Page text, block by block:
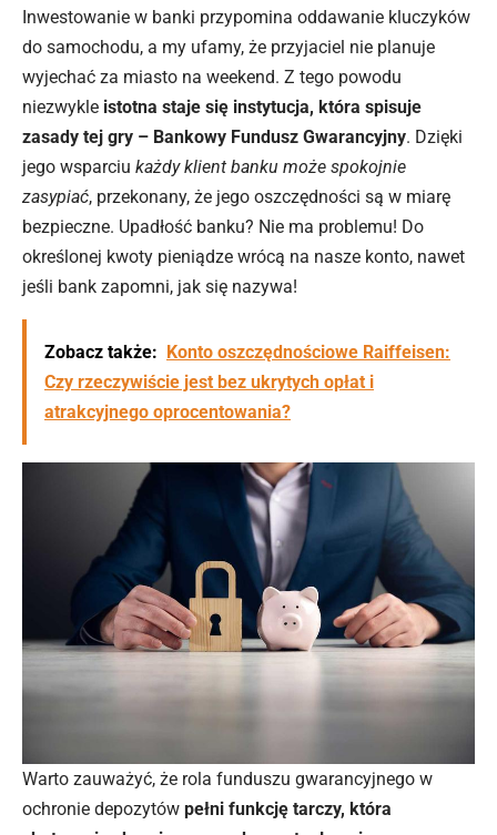
Inwestowanie w banki przypomina oddawanie kluczyków
do samochodu, a my ufamy, że przyjaciel nie planuje
wyjechać za miasto na weekend. Z tego powodu
niezwykle istotna staje się instytucja, która spisuje
zasady tej gry – Bankowy Fundusz Gwarancyjny. Dzięki
jego wsparciu każdy klient banku może spokojnie
zasypiać, przekonany, że jego oszczędności są w miarę
bezpieczne. Upadłość banku? Nie ma problemu! Do
określonej kwoty pieniądze wrócą na nasze konto, nawet
jeśli bank zapomni, jak się nazywa!
Zobacz także: Konto oszczędnościowe Raiffeisen:
Czy rzeczywiście jest bez ukrytych opłat i
atrakcyjnego oprocentowania?
Warto zauważyć, że rola funduszu gwarancyjnego w
ochronie depozytów pełni funkcję tarczy, która